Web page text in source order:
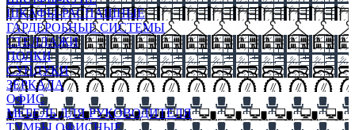
ШКАФЫ-РАСПАШНЫЕ
ГАРДЕРОБНЫЕ СИСТЕМЫ
СТЕЛЛАЖИ
ПОЛКИ
СУНДУКИ
ЗЕРКАЛА
ОФИС
МЕБЕЛЬ ДЛЯ РУКОВОДИТЕЛЯ